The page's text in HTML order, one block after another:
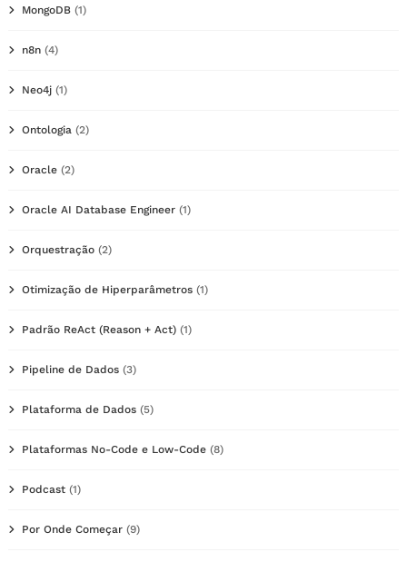
MongoDB (1)
n8n (4)
Neo4j (1)
Ontologia (2)
Oracle (2)
Oracle AI Database Engineer (1)
Orquestração (2)
Otimização de Hiperparâmetros (1)
Padrão ReAct (Reason + Act) (1)
Pipeline de Dados (3)
Plataforma de Dados (5)
Plataformas No-Code e Low-Code (8)
Podcast (1)
Por Onde Começar (9)